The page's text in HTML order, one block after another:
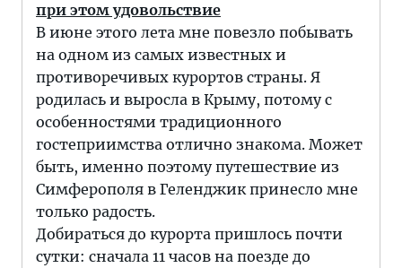
при этом удовольствие
В июне этого лета мне повезло побывать
на одном из самых известных и
противоречивых курортов страны. Я
родилась и выросла в Крыму, потому с
особенностями традиционного
гостеприимства отлично знакома. Может
быть, именно поэтому путешествие из
Симферополя в Геленджик принесло мне
только радость.
Добираться до курорта пришлось почти
сутки: сначала 11 часов на поезде до